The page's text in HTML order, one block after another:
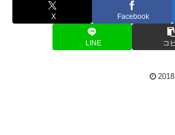
X Facebook
LINE コ